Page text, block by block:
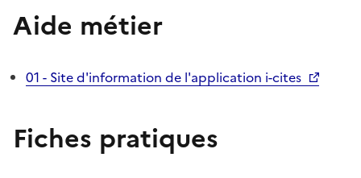
Aide métier
01 - Site d'information de l'application i-cites
Fiches pratiques